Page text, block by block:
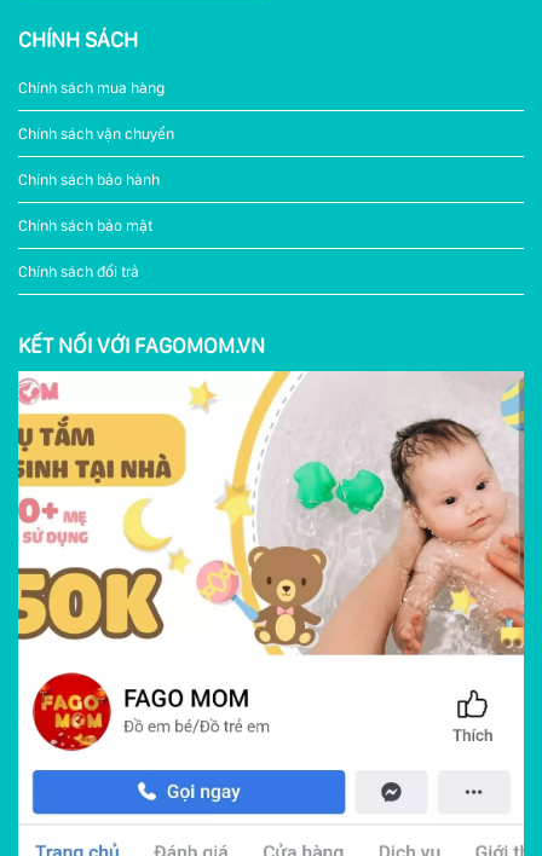
CHÍNH SÁCH
Chính sách mua hàng
Chính sách vận chuyển
Chính sách bảo hành
Chính sách bảo mật
Chính sách đổi trả
KẾT NỐI VỚI FAGOMOM.VN